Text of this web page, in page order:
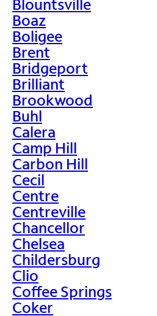
Blountsville
Boaz
Boligee
Brent
Bridgeport
Brilliant
Brookwood
Buhl
Calera
Camp Hill
Carbon Hill
Cecil
Centre
Centreville
Chancellor
Chelsea
Childersburg
Clio
Coffee Springs
Coker